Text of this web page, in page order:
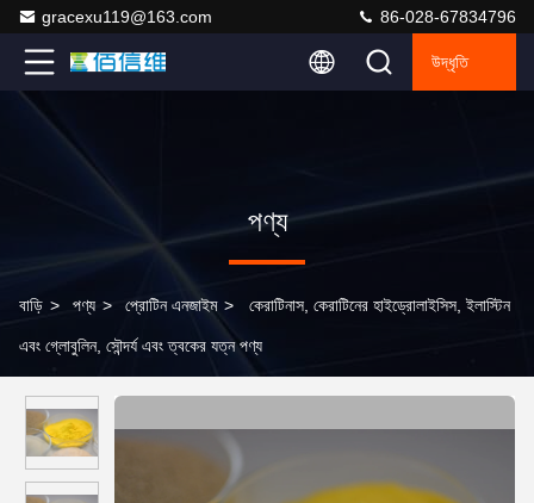
gracexu119@163.com 86-028-67834796
উদ্ধৃতি
পণ্য
বাড়ি > পণ্য > প্রোটিন এনজাইম > কেরাটিনাস, কেরাটিনের হাইড্রোলাইসিস, ইলাস্টিন
এবং গ্লোবুলিন, সৌন্দর্য এবং ত্বকের যত্ন পণ্য